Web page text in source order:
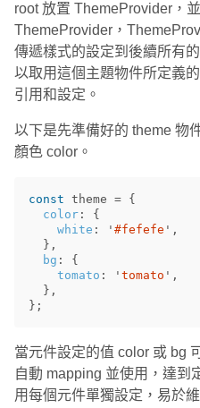
root 放置 ThemeProvider，
ThemeProvider，
傳遞樣式的設定到後續所有
以取用這個主題物件所定義
引用和設定。
以下是先準備好的 theme 物
顏色 color。
const theme = {
color :
{
white : ' #fefefe ' ,
},
bg :
{
tomato : ' tomato ' ,
},
};
當元件設定的值 color 或 bg
自動 mapping 並使用，達到
用每個元件單獨設定，易於